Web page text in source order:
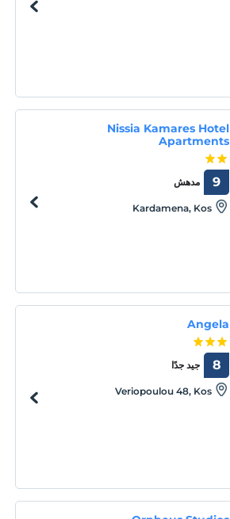
Nissia Kamares Hotel
Apartments
مدهش 9
Kardamena, Kos
Angela
جيد جدًا 8
Veriopoulou 48, Kos